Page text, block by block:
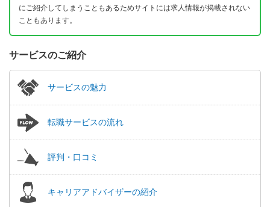
にご紹介してしまうこともあるためサイトには求人情報が掲載されない
こともあります。
サービスのご紹介
サービスの魅力
転職サービスの流れ
評判・口コミ
キャリアアドバイザーの紹介